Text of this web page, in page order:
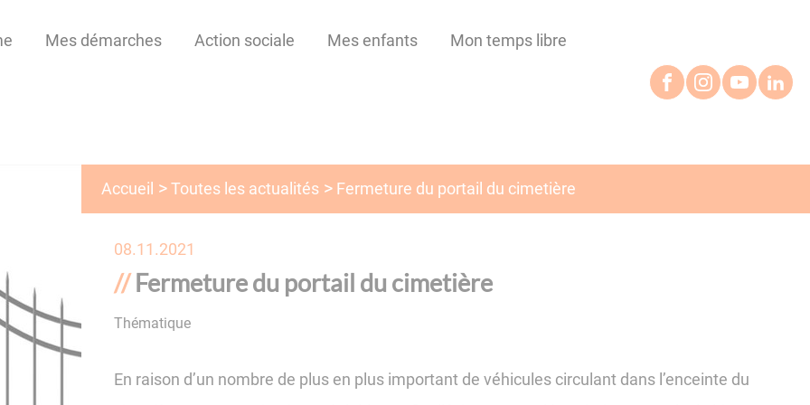
Mes démarches Action sociale Mes enfants Mon temps libre
Accueil Toutes les actualités Fermeture du portail du cimetière
08.11.2021
Fermeture du portail du cimetière
Thématique
En raison d’un nombre de plus en plus important de véhicules circulant dans l’enceinte du